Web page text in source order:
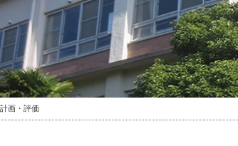
画・評価